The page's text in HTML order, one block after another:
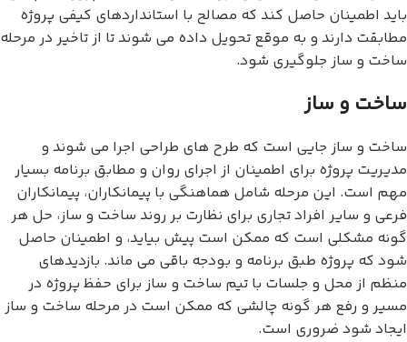
باید اطمینان حاصل کند که مصالح با استانداردهای کیفی پروژه
مطابقت دارند و به موقع تحویل داده می شوند تا از تاخیر در مرحله
ساخت و ساز جلوگیری شود.
ساخت و ساز
ساخت و ساز جایی است که طرح های طراحی اجرا می شوند و
مدیریت پروژه برای اطمینان از اجرای روان و مطابق برنامه بسیار
مهم است. این مرحله شامل هماهنگی با پیمانکاران، پیمانکاران
فرعی و سایر افراد تجاری برای نظارت بر روند ساخت و ساز، حل هر
گونه مشکلی است که ممکن است پیش بیاید، و اطمینان حاصل
شود که پروژه طبق برنامه و بودجه باقی می ماند. بازدیدهای
منظم از محل و جلسات با تیم ساخت و ساز برای حفظ پروژه در
مسیر و رفع هر گونه چالشی که ممکن است در مرحله ساخت و ساز
ایجاد شود ضروری است.